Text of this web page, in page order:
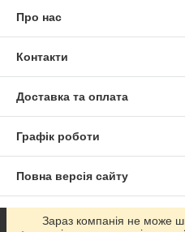
Про нас
Контакти
Доставка та оплата
Графік роботи
Повна версія сайту
Сайт створено на
Зараз компанія не може